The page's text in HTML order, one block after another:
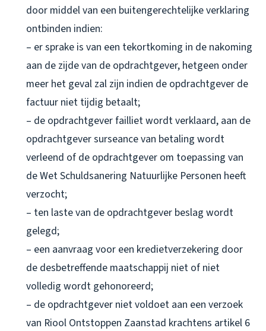
door middel van een buitengerechtelijke verklaring
ontbinden indien:
– er sprake is van een tekortkoming in de nakoming
aan de zijde van de opdrachtgever, hetgeen onder
meer het geval zal zijn indien de opdrachtgever de
factuur niet tijdig betaalt;
– de opdrachtgever failliet wordt verklaard, aan de
opdrachtgever surseance van betaling wordt
verleend of de opdrachtgever om toepassing van
de Wet Schuldsanering Natuurlijke Personen heeft
verzocht;
– ten laste van de opdrachtgever beslag wordt
gelegd;
– een aanvraag voor een kredietverzekering door
de desbetreffende maatschappij niet of niet
volledig wordt gehonoreerd;
– de opdrachtgever niet voldoet aan een verzoek
van Riool Ontstoppen Zaanstad krachtens artikel 6